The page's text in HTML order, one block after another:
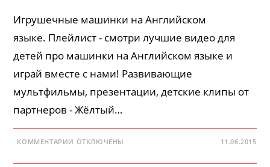
Игрушечные машинки на Английском
языке. Плейлист - смотри лучшие видео для
детей про машинки на Английском языке и
играй вместе с нами! Развивающие
мультфильмы, презентации, детские клипы от
партнеров - Жёлтый…
КОММЕНТАРИИ К
МАШИНКИ
ОТКЛЮЧЕНЫ 11.06.2015